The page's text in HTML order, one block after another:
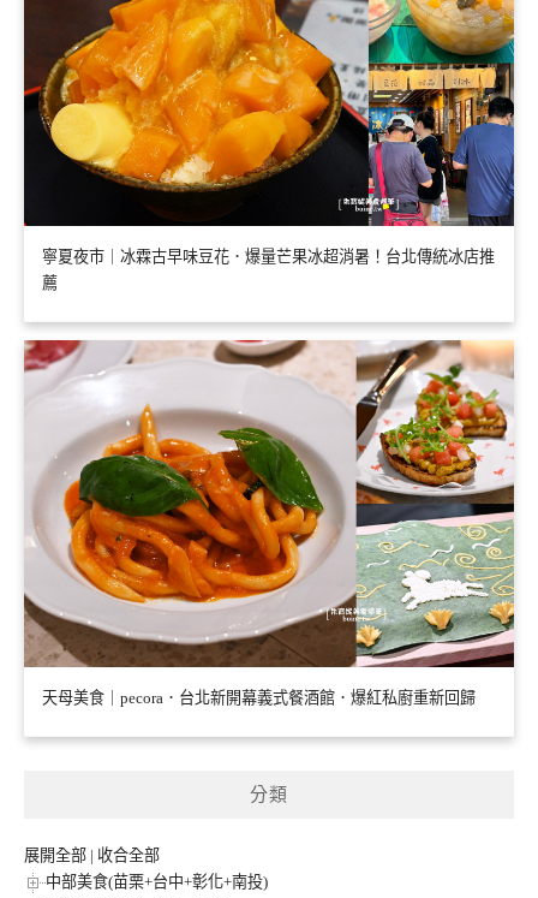
寧夏夜市｜冰霖古早味豆花．爆量芒果冰超消暑！台北傳統冰店推
薦
天母美食｜pecora．台北新開幕義式餐酒館．爆紅私廚重新回歸
分類
展開全部 | 收合全部
中部美食(苗栗+台中+彰化+南投)